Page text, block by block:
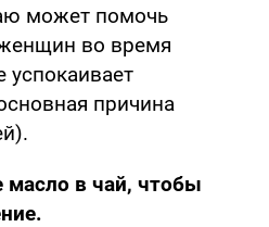
может помочь
во время
успокаивает
причина
масло в чай, чтобы